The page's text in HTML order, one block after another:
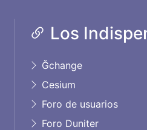
Los
Ğchange
Cesium
Foro de usuarios
Foro Duniter